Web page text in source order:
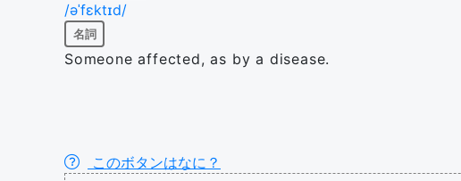
/əˈfɛktɪd/
名詞
Someone affected, as by a disease.
このボタンはなに？